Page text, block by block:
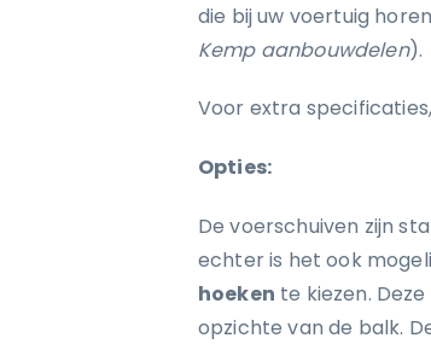
die bij uw voertuig
Kemp aanbouwdelen).
Voor extra
Opties:
De voerschuiven zijn
echter is het ook
hoeken te kiezen.
opzichte van de balk.